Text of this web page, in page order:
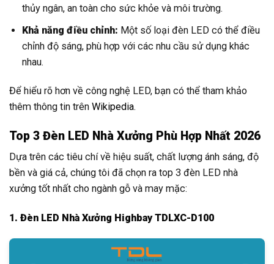
thủy ngân, an toàn cho sức khỏe và môi trường.
Khả năng điều chỉnh: Một số loại đèn LED có thể điều
chỉnh độ sáng, phù hợp với các nhu cầu sử dụng khác
nhau.
Để hiểu rõ hơn về công nghệ LED, bạn có thể tham khảo
thêm thông tin trên Wikipedia.
Top 3 Đèn LED Nhà Xưởng Phù Hợp Nhất 2026
Dựa trên các tiêu chí về hiệu suất, chất lượng ánh sáng, độ
bền và giá cả, chúng tôi đã chọn ra top 3 đèn LED nhà
xưởng tốt nhất cho ngành gỗ và may mặc:
1. Đèn LED Nhà Xưởng Highbay TDLXC-D100